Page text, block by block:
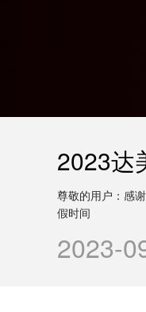
2023达
尊敬的用户：感
假时间
2023-